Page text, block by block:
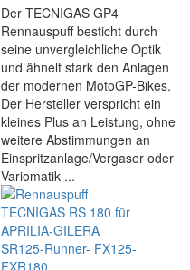
Der TECNIGAS GP4
Rennauspuff besticht durch
seine unvergleichliche Optik
und ähnelt stark den Anlagen
der modernen MotoGP-Bikes.
Der Hersteller verspricht ein
kleines Plus an Leistung, ohne
weitere Abstimmungen an
Einspritzanlage/Vergaser oder
Variomatik ...